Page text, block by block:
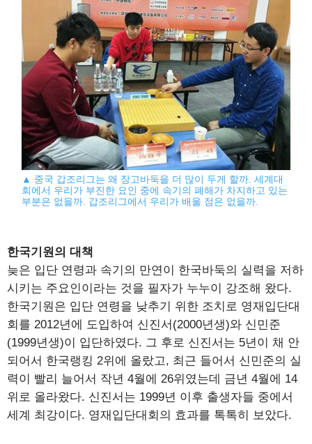
▲ 중국 갑조리그는 왜 장고바둑을 더 많이 두게 할까. 세계대
회에서 우리가 부진한 요인 중에 속기의 폐해가 차지하고 있는
부분은 없을까. 갑조리그에서 우리가 배울 점은 없을까.
한국기원의 대책
늦은 입단 연령과 속기의 만연이 한국바둑의 실력을 저하
시키는 주요인이라는 것을 필자가 누누이 강조해 왔다.
한국기원은 입단 연령을 낮추기 위한 조치로 영재입단대
회를 2012년에 도입하여 신진서(2000년생)와 신민준
(1999년생)이 입단하였다. 그 후로 신진서는 5년이 채 안
되어서 한국랭킹 2위에 올랐고, 최근 들어서 신민준의 실
력이 빨리 늘어서 작년 4월에 26위였는데 금년 4월에 14
위로 올라왔다. 신진서는 1999년 이후 출생자들 중에서
세계 최강이다. 영재입단대회의 효과를 톡톡히 보았다.